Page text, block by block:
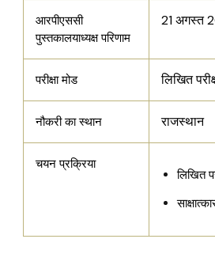
आरपीएससी
पुस्तकालयाध्यक्ष परिणाम
21 अगस्त
परीक्षा मोड लिखित
नौकरी का स्थान राजस्थान
चयन प्रक्रिया
लिखित